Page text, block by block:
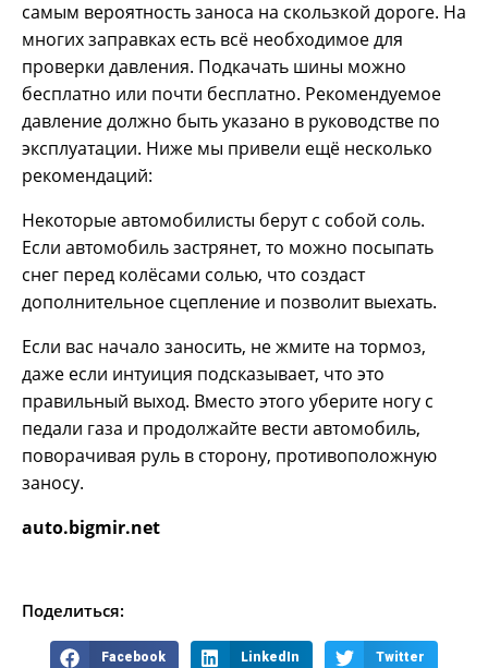
самым вероятность заноса на скользкой дороге. На
многих заправках есть всё необходимое для
проверки давления. Подкачать шины можно
бесплатно или почти бесплатно. Рекомендуемое
давление должно быть указано в руководстве по
эксплуатации. Ниже мы привели ещё несколько
рекомендаций:
Некоторые автомобилисты берут с собой соль.
Если автомобиль застрянет, то можно посыпать
снег перед колёсами солью, что создаст
дополнительное сцепление и позволит выехать.
Если вас начало заносить, не жмите на тормоз,
даже если интуиция подсказывает, что это
правильный выход. Вместо этого уберите ногу с
педали газа и продолжайте вести автомобиль,
поворачивая руль в сторону, противоположную
заносу.
auto.bigmir.net
Поделиться:
Facebook LinkedIn Twitter